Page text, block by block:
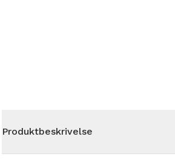
Produktbeskrivelse